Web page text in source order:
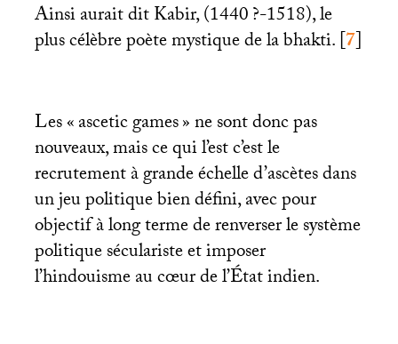
Ainsi aurait dit Kabir, (1440?-1518), le
plus célèbre poète mystique de la bhakti.[7]
Les «ascetic games» ne sont donc pas
nouveaux, mais ce qui l’est c’est le
recrutement à grande échelle d’ascètes dans
un jeu politique bien défini, avec pour
objectif à long terme de renverser le système
politique séculariste et imposer
l’hindouisme au cœur de l’État indien.